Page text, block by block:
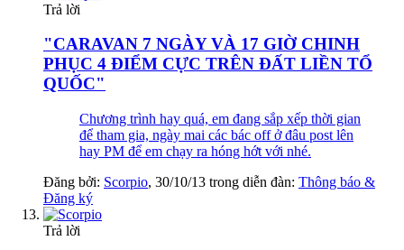
Trả lời
"CARAVAN 7 NGÀY VÀ 17 GIỜ CHINH
PHỤC 4 ĐIỂM CỰC TRÊN ĐẤT LIỀN TỔ
QUỐC"
Chương trình hay quá, em đang sắp xếp thời gian
để tham gia, ngày mai các bác off ở đâu post lên
hay PM để em chạy ra hóng hớt với nhé.
Đăng bởi: Scorpio, 30/10/13 trong diễn đàn: Thông báo &
Đăng ký
Trả lời